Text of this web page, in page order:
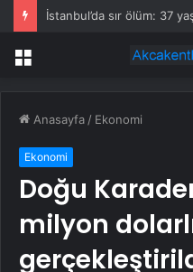
Menü
Anasayfa / Ekonomi
Ekonomi
Doğu
milyon